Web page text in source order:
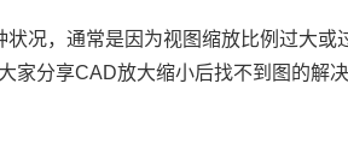
况，通常是因为视图缩放比例过大或
家分享CAD放大缩小后找不到图的解决